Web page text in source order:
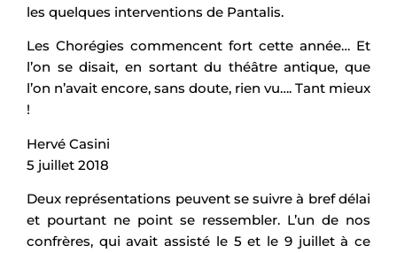
les quelques interventions de Pantalis.
Les Chorégies commencent fort cette année… Et
l’on se disait, en sortant du théâtre antique, que
l’on n’avait encore, sans doute, rien vu…. Tant mieux
!
Hervé Casini
5 juillet 2018
Deux représentations peuvent se suivre à bref délai
et pourtant ne point se ressembler. L’un de nos
confrères, qui avait assisté le 5 et le 9 juillet à ce